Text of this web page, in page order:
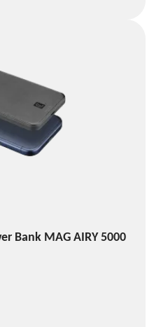
Bank MAG AIRY 5000